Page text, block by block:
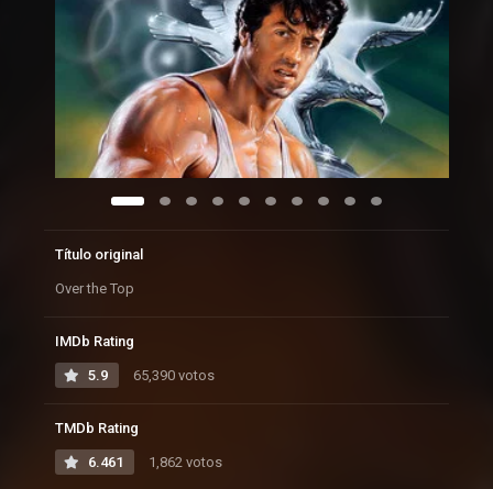
Título original
Over the Top
IMDb Rating
5.9 65,390 votos
TMDb Rating
6.461 1,862 votos